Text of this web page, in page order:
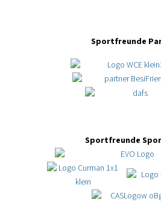
Sportfreunde
Sportfreunde